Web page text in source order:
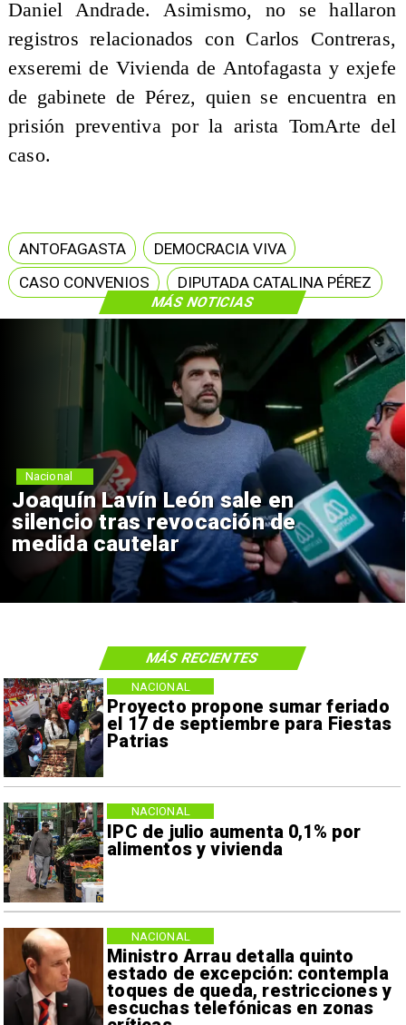
MÁS NOTICIAS
Daniel Andrade. Asimismo, no se hallaron
registros relacionados con Carlos Contreras,
exseremi de Vivienda de Antofagasta y exjefe
de gabinete de Pérez, quien se encuentra en
prisión preventiva por la arista TomArte del
caso.
ANTOFAGASTA
DEMOCRACIA VIVA
CASO CONVENIOS
DIPUTADA CATALINA PÉREZ
Joaquín Lavín León sale en
silencio tras revocación de
medida cautelar
Nacional
Proyecto propone sumar feriado
el 17 de septiembre para Fiestas
Patrias
NACIONAL
IPC de julio aumenta 0,1% por
alimentos y vivienda
NACIONAL
Ministro Arrau detalla quinto
estado de excepción: contempla
toques de queda, restricciones y
escuchas telefónicas en zonas
NACIONAL
MÁS RECIENTES